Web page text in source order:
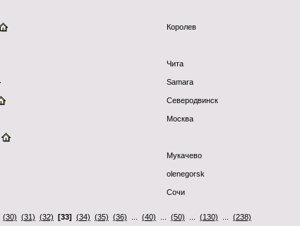
Королев
Чита
Samara
Северодвинск
Москва
Мукачево
olenegorsk
Сочи
(30) (31) (32) [33] (34) (35) (36) (40) (50) (130) (238)